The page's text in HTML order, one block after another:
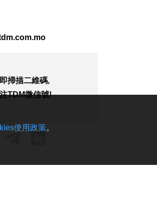
121
166
0
2026-08-07 17:30
泊車空間
掃描二維碼,
TDM微信號!
使用政策。